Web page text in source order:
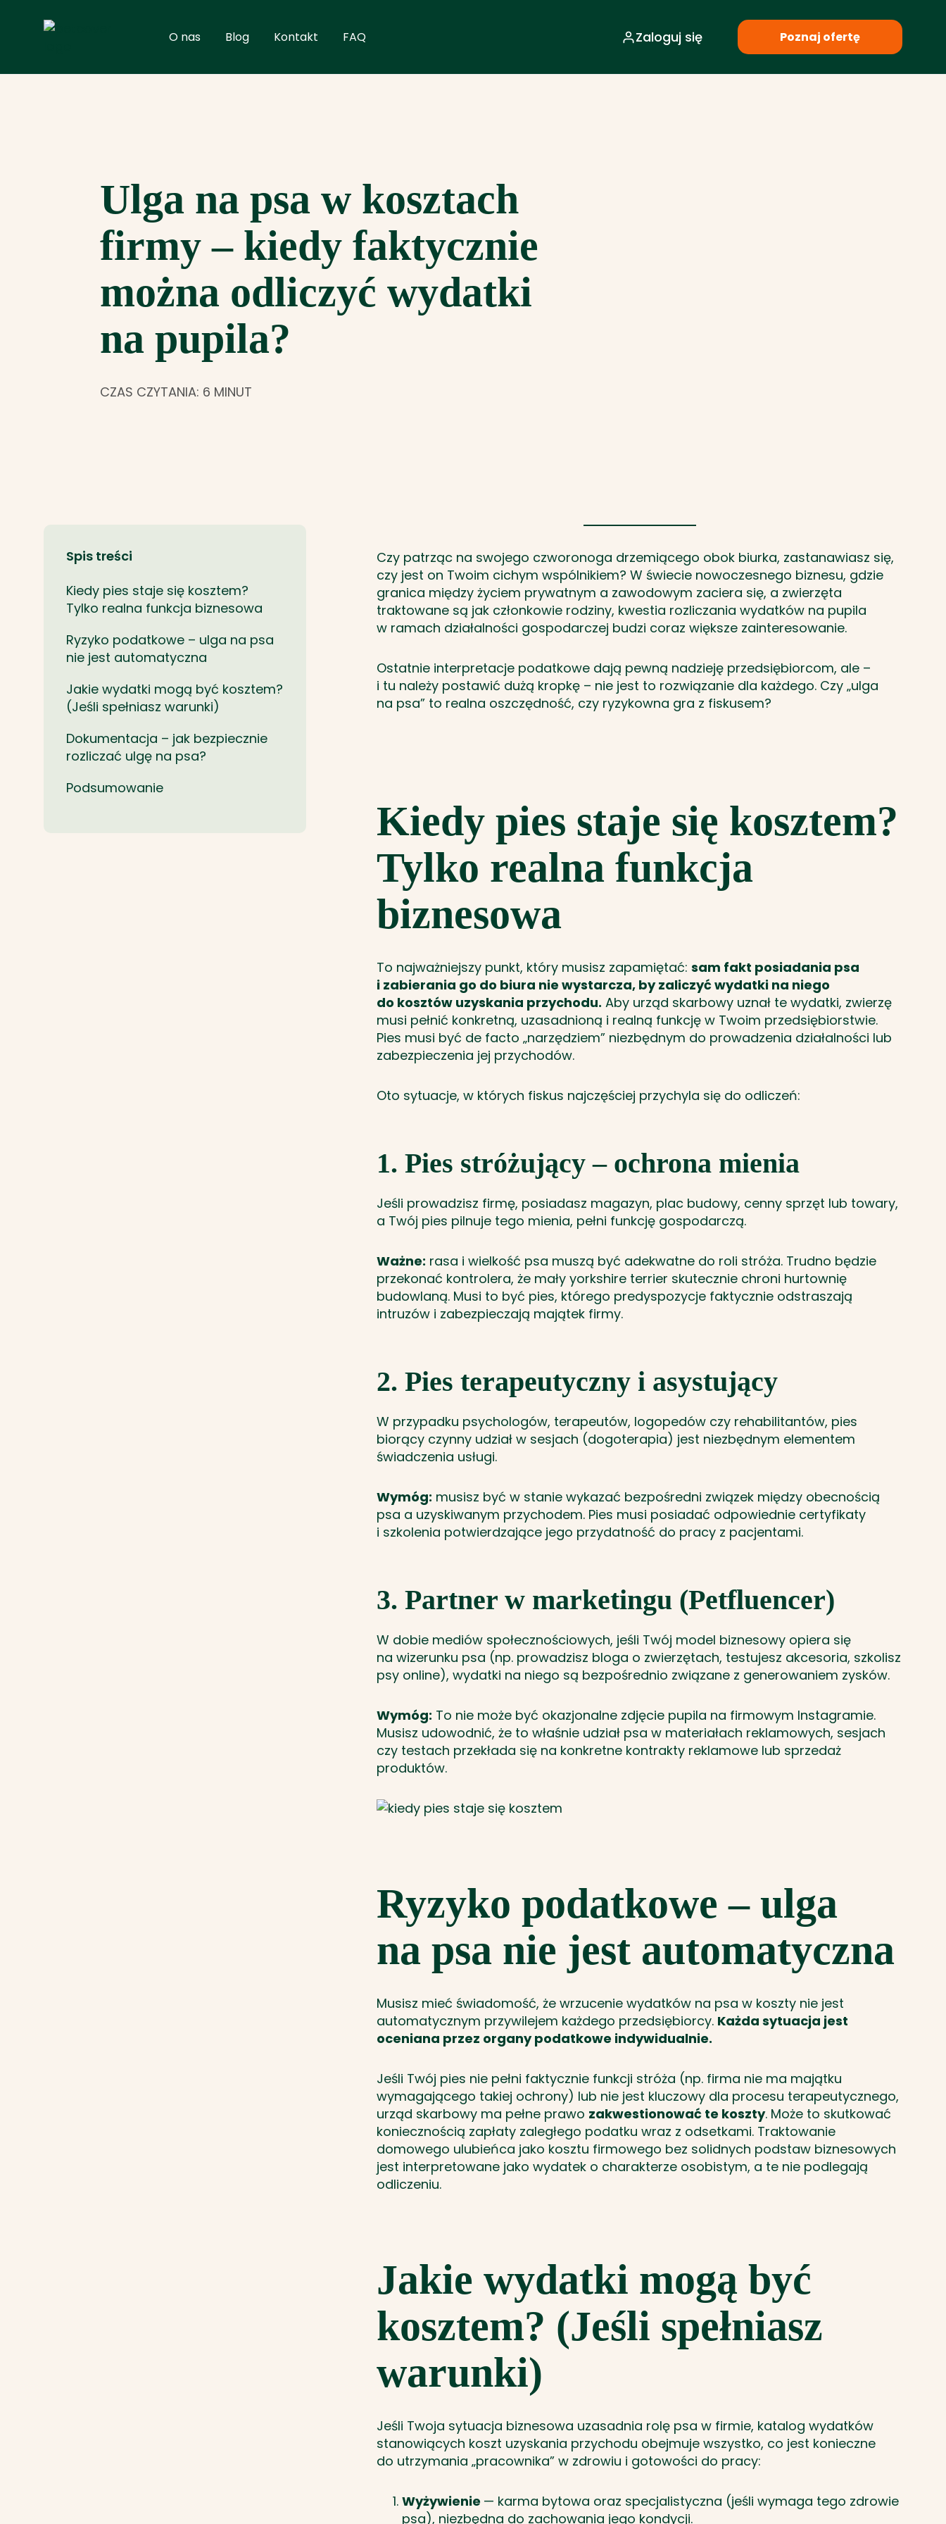
O nas Blog Kontakt FAQ Zaloguj się Poznaj ofertę
Ulga na psa w kosztach
firmy – kiedy faktycznie
można odliczyć wydatki
na pupila?
CZAS CZYTANIA: 6 MINUT
Spis treści
Kiedy pies staje się kosztem?
Tylko realna funkcja biznesowa
Ryzyko podatkowe – ulga na psa
nie jest automatyczna
Jakie wydatki mogą być kosztem?
(Jeśli spełniasz warunki)
Dokumentacja – jak bezpiecznie
rozliczać ulgę na psa?
Podsumowanie
Czy patrząc na swojego czworonoga drzemiącego obok biurka, zastanawiasz się,
czy jest on Twoim cichym wspólnikiem? W świecie nowoczesnego biznesu, gdzie
granica między życiem prywatnym a zawodowym zaciera się, a zwierzęta
traktowane są jak członkowie rodziny, kwestia rozliczania wydatków na pupila
w ramach działalności gospodarczej budzi coraz większe zainteresowanie.
Ostatnie interpretacje podatkowe dają pewną nadzieję przedsiębiorcom, ale –
i tu należy postawić dużą kropkę – nie jest to rozwiązanie dla każdego. Czy „ulga
na psa” to realna oszczędność, czy ryzykowna gra z fiskusem?
Kiedy pies staje się kosztem?
Tylko realna funkcja
biznesowa
To najważniejszy punkt, który musisz zapamiętać:sam fakt posiadania psa
i zabierania go do biura nie wystarcza, by zaliczyć wydatki na niego
do kosztów uzyskania przychodu. Aby urząd skarbowy uznał te wydatki, zwierzę
musi pełnić konkretną, uzasadnioną i realną funkcję w Twoim przedsiębiorstwie.
Pies musi być de facto „narzędziem” niezbędnym do prowadzenia działalności lub
zabezpieczenia jej przychodów.
Oto sytuacje, w których fiskus najczęściej przychyla się do odliczeń:
1. Pies stróżujący – ochrona mienia
Jeśli prowadzisz firmę, posiadasz magazyn, plac budowy, cenny sprzęt lub towary,
a Twój pies pilnuje tego mienia, pełni funkcję gospodarczą.
Ważne: rasa i wielkość psa muszą być adekwatne do roli stróża. Trudno będzie
przekonać kontrolera, że mały yorkshire terrier skutecznie chroni hurtownię
budowlaną. Musi to być pies, którego predyspozycje faktycznie odstraszają
intruzów i zabezpieczają majątek firmy.
2. Pies terapeutyczny i asystujący
W przypadku psychologów, terapeutów, logopedów czy rehabilitantów, pies
biorący czynny udział w sesjach (dogoterapia) jest niezbędnym elementem
świadczenia usługi.
Wymóg: musisz być w stanie wykazać bezpośredni związek między obecnością
psa a uzyskiwanym przychodem. Pies musi posiadać odpowiednie certyfikaty
i szkolenia potwierdzające jego przydatność do pracy z pacjentami.
3. Partner w marketingu (Petfluencer)
W dobie mediów społecznościowych, jeśli Twój model biznesowy opiera się
na wizerunku psa (np. prowadzisz bloga o zwierzętach, testujesz akcesoria, szkolisz
psy online), wydatki na niego są bezpośrednio związane z generowaniem zysków.
Wymóg: To nie może być okazjonalne zdjęcie pupila na firmowym Instagramie.
Musisz udowodnić, że to właśnie udział psa w materiałach reklamowych, sesjach
czy testach przekłada się na konkretne kontrakty reklamowe lub sprzedaż
produktów.
Ryzyko podatkowe – ulga
na psa nie jest automatyczna
Musisz mieć świadomość, że wrzucenie wydatków na psa w koszty nie jest
automatycznym przywilejem każdego przedsiębiorcy. Każda sytuacja jest
oceniana przez organy podatkowe indywidualnie.
Jeśli Twój pies nie pełni faktycznie funkcji stróża (np. firma nie ma majątku
wymagającego takiej ochrony) lub nie jest kluczowy dla procesu terapeutycznego,
urząd skarbowy ma pełne prawo zakwestionować te koszty. Może to skutkować
koniecznością zapłaty zaległego podatku wraz z odsetkami. Traktowanie
domowego ulubieńca jako kosztu firmowego bez solidnych podstaw biznesowych
jest interpretowane jako wydatek o charakterze osobistym, a te nie podlegają
odliczeniu.
Jakie wydatki mogą być
kosztem? (Jeśli spełniasz
warunki)
Jeśli Twoja sytuacja biznesowa uzasadnia rolę psa w firmie, katalog wydatków
stanowiących koszt uzyskania przychodu obejmuje wszystko, co jest konieczne
do utrzymania „pracownika” w zdrowiu i gotowości do pracy:
Wyżywienie — karma bytowa oraz specjalistyczna (jeśli wymaga tego zdrowie
psa), niezbędna do zachowania jego kondycji.